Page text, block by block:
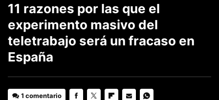
11 razones por las que el
experimento masivo del
teletrabajo será un fracaso en
España
1 comentario